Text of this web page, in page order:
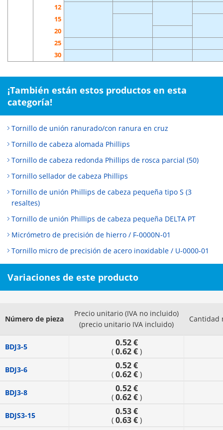
12
15
20
25
30
¡También están estos productos en esta
categoría!
Tornillo de unión ranurado/con ranura en cruz
Tornillo de cabeza alomada Phillips
Tornillo de cabeza redonda Phillips de rosca parcial (50)
Tornillo sellador de cabeza Phillips
Tornillo de unión Phillips de cabeza pequeña tipo S (3
resaltes)
Tornillo de unión Phillips de cabeza pequeña DELTA PT
Micrómetro de precisión de hierro / F-0000N-01
Tornillo micro de precisión de acero inoxidable / U-0000-01
Variaciones de este producto
Número de pieza
Precio unitario (IVA no incluido)
(precio unitario IVA incluido)
Cantidad
BDJ3-5 0.52 €
( 0.62 €)
BDJ3-6 0.52 €
( 0.62 €)
BDJ3-8 0.52 €
( 0.62 €)
BDJS3-15 0.53 €
( 0.63 €)